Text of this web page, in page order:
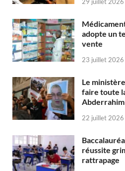
29 juillet 2026
adopte un
vente
23 juillet 2026
Le
faire toute
22 juillet 2026
réussite
rattrapage